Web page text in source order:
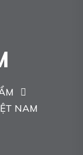
NAM